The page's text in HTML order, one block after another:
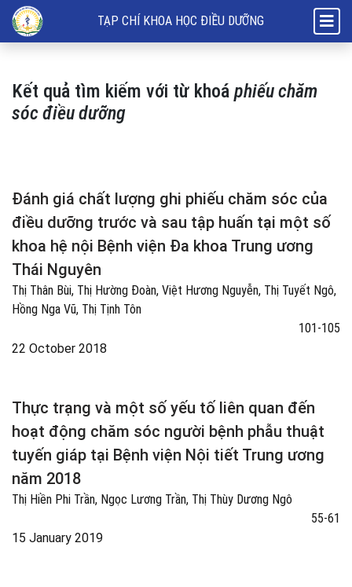
Tìm kiếm
TẠP CHÍ KHOA HỌC ĐIỀU DƯỠNG
Kết quả tìm kiếm với từ khoá phiếu chăm
sóc điều dưỡng
Đánh giá chất lượng ghi phiếu chăm sóc của
điều dưỡng trước và sau tập huấn tại một số
khoa hệ nội Bệnh viện Đa khoa Trung ương
Thái Nguyên
Thị Thân Bùi, Thị Hường Đoàn, Việt Hương Nguyễn, Thị Tuyết Ngô,
Hồng Nga Vũ, Thị Tịnh Tôn
101-105
22 October 2018
Thực trạng và một số yếu tố liên quan đến
hoạt động chăm sóc người bệnh phẫu thuật
tuyến giáp tại Bệnh viện Nội tiết Trung ương
năm 2018
Thị Hiền Phi Trần, Ngọc Lương Trần, Thị Thùy Dương Ngô
55-61
15 January 2019